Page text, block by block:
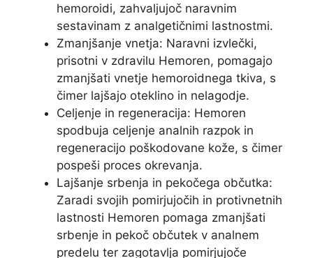
hemoroidi, zahvaljujoč naravnim
sestavinam z analgetičnimi lastnostmi.
Zmanjšanje vnetja: Naravni izvlečki,
prisotni v zdravilu Hemoren, pomagajo
zmanjšati vnetje hemoroidnega tkiva, s
čimer lajšajo oteklino in nelagodje.
Celjenje in regeneracija: Hemoren
spodbuja celjenje analnih razpok in
regeneracijo poškodovane kože, s čimer
pospeši proces okrevanja.
Lajšanje srbenja in pekočega občutka:
Zaradi svojih pomirjujočih in protivnetnih
lastnosti Hemoren pomaga zmanjšati
srbenje in pekoč občutek v analnem
predelu ter zagotavlja pomirjujoče